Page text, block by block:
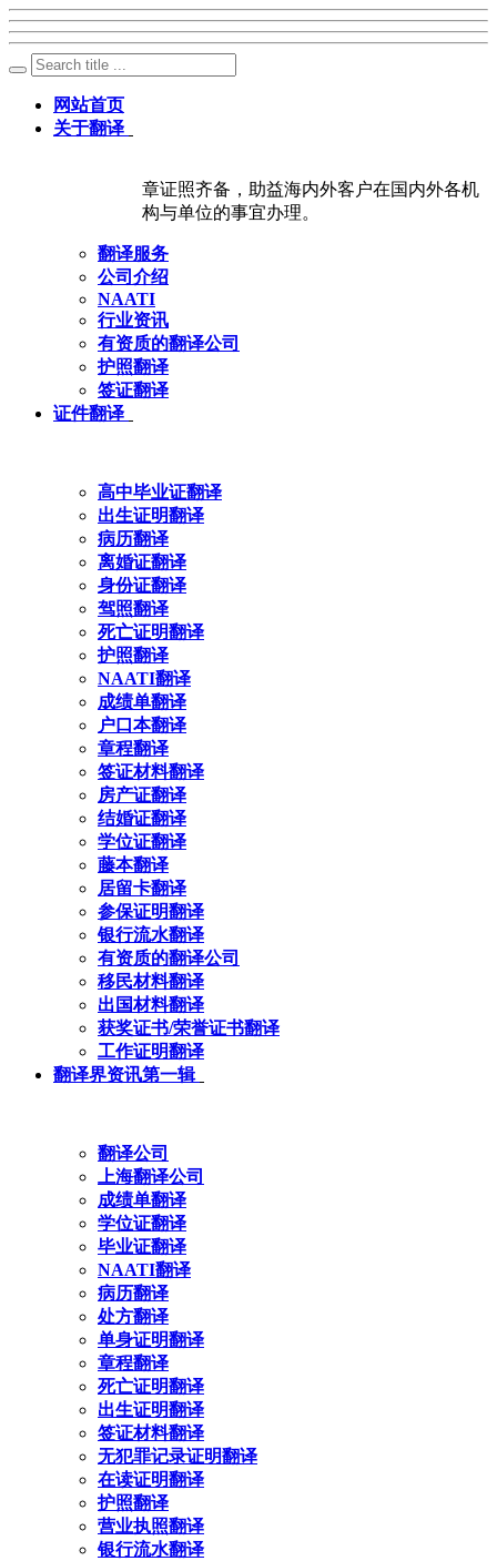
网站首页
关于翻译
章证照齐备，助益海内外客户在国内外各机
构与单位的事宜办理。
翻译服务
公司介绍
NAATI
行业资讯
有资质的翻译公司
护照翻译
签证翻译
证件翻译
高中毕业证翻译
出生证明翻译
病历翻译
离婚证翻译
身份证翻译
驾照翻译
死亡证明翻译
护照翻译
NAATI翻译
成绩单翻译
户口本翻译
章程翻译
签证材料翻译
房产证翻译
结婚证翻译
学位证翻译
藤本翻译
居留卡翻译
参保证明翻译
银行流水翻译
有资质的翻译公司
移民材料翻译
出国材料翻译
获奖证书/荣誉证书翻译
工作证明翻译
翻译界资讯第一辑
翻译公司
上海翻译公司
成绩单翻译
学位证翻译
毕业证翻译
NAATI翻译
病历翻译
处方翻译
单身证明翻译
章程翻译
死亡证明翻译
出生证明翻译
签证材料翻译
无犯罪记录证明翻译
在读证明翻译
护照翻译
营业执照翻译
银行流水翻译